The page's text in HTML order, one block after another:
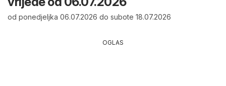
od ponedjeljka 06.07.2026 do subote 18.07.2026
OGLAS